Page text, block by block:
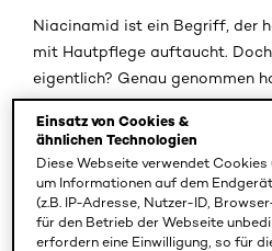
Niacinamid ist ein Begriff, der
mit Hautpflege auftaucht.
eigentlich? Genau genommen
Wirkstoff um Nicotinamid,
Als wasserlösliche Verbindung
Vitamine bringen Niacinamide
Vorteile. Dabei spielt es keine
haben oder sich in Ihren 20ern
Hautalterung gezielt vorbeugen
Einsatz von Cookies &
ähnlichen Technologien
Diese Webseite verwendet Cookies
um Informationen auf dem
(z.B. IP-Adresse, Nutzer-ID,
für den Betrieb der Webseite
erfordern eine Einwilligung, so für